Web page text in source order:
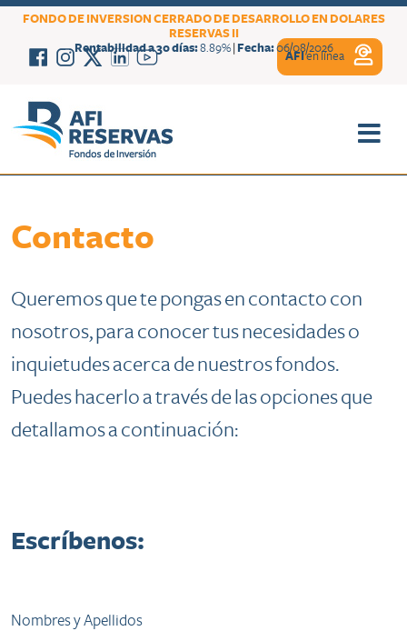
FONDO DE INVERSION CERRADO DE DESARROLLO EN DOLARES
RESERVAS II
Rentabilidad a 30 días:8.89%| Fecha:06/08/2026
AFIen línea
Contacto
Queremos que te pongas en contacto con
nosotros, para conocer tus necesidades o
inquietudes acerca de nuestros fondos.
Puedes hacerlo a través de las opciones que
detallamos a continuación:
Escríbenos:
Nombres y Apellidos